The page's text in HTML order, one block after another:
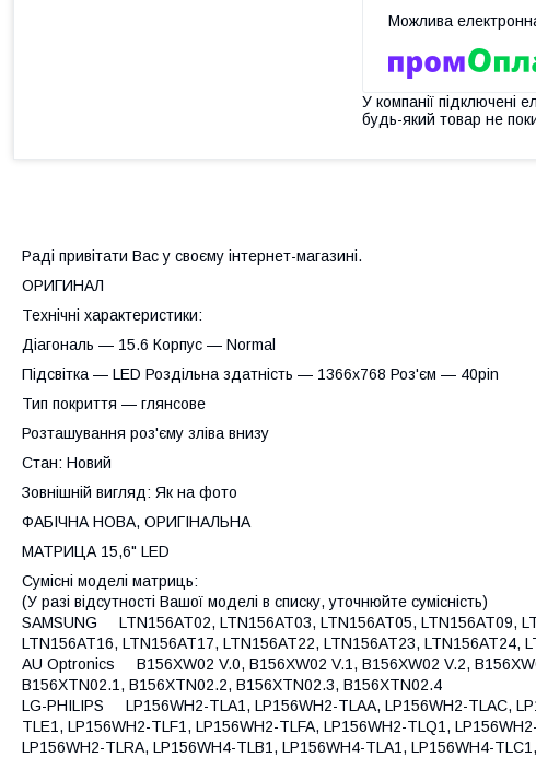
У компанії підключені
будь-який товар не
Раді привітати Вас у своєму інтернет-магазині.
ОРИГИНАЛ
Технічні характеристики:
Діагональ — 15.6 Корпус — Normal
Підсвітка — LED Роздільна здатність — 1366х768 Роз'єм — 40pin
Тип покриття — глянсове
Розташування роз'єму зліва внизу
Стан: Новий
Зовнішній вигляд: Як на фото
ФАБІЧНА НОВА, ОРИГІНАЛЬНА
МАТРИЦА 15,6" LED
Сумісні моделі матриць:
(У разі відсутності Вашої моделі в списку, уточнюйте сумісність)
SAMSUNG LTN156AT02, LTN156AT03, LTN156AT05, LTN156AT09,
LTN156AT16, LTN156AT17, LTN156AT22, LTN156AT23, LTN156AT24,
AU Optronics B156XW02 V.0, B156XW02 V.1, B156XW02 V.2,
B156XTN02.1, B156XTN02.2, B156XTN02.3, B156XTN02.4
LG-PHILIPS LP156WH2-TLA1, LP156WH2-TLAA, LP156WH2-TLAC,
TLE1, LP156WH2-TLF1, LP156WH2-TLFA, LP156WH2-TLQ1,
LP156WH2-TLRA, LP156WH4-TLB1, LP156WH4-TLA1, LP156WH4-